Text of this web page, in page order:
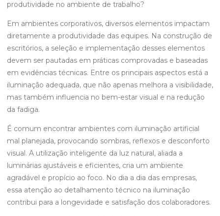
produtividade no ambiente de trabalho?
Em ambientes corporativos, diversos elementos impactam
diretamente a produtividade das equipes. Na construção de
escritórios, a seleção e implementação desses elementos
devem ser pautadas em práticas comprovadas e baseadas
em evidências técnicas. Entre os principais aspectos está a
iluminação adequada, que não apenas melhora a visibilidade,
mas também influencia no bem-estar visual e na redução
da fadiga.
É comum encontrar ambientes com iluminação artificial
mal planejada, provocando sombras, reflexos e desconforto
visual. A utilização inteligente da luz natural, aliada a
luminárias ajustáveis e eficientes, cria um ambiente
agradável e propício ao foco. No dia a dia das empresas,
essa atenção ao detalhamento técnico na iluminação
contribui para a longevidade e satisfação dos colaboradores.